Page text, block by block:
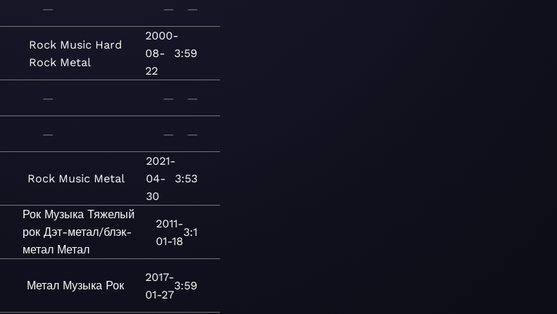
— — —
Rock Music Hard
Rock Metal
2000-
08-
22
3:59
— — —
— — —
Rock Music Metal
2021-
04-
30
3:53
Рок Музыка Тяжелый
рок Дэт-метал/блэк-
метал Метал
2011-
01-18
3:1
Метал Музыка Рок
2017-
01-27
3:59